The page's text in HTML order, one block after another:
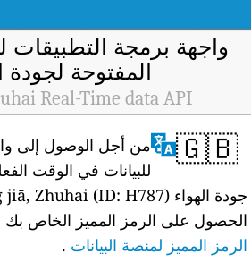
واجهة برمجة التطبيقات
المفتوحة لجودة
Real-Time data API
🇬🇧
من أجل الوصول إلى
للبيانات في الوقت
الحصول على الرمز المميز الخاص
الرمز المميز لمنصة البيانات .